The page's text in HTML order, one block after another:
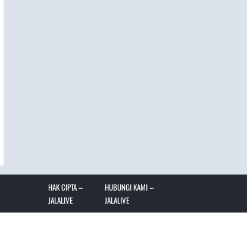
HAK CIPTA –
JALALIVE
HUBUNGI KAMI –
JALALIVE